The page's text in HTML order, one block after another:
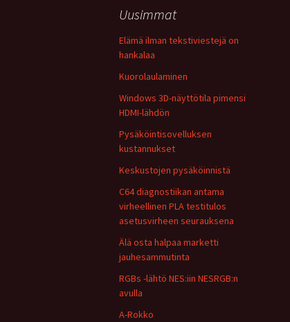
Uusimmat
Elämä ilman tekstiviestejä on
hankalaa
Kuorolaulaminen
Windows 3D-näyttötila pimensi
HDMI-lähdön
Pysäköintisovelluksen
kustannukset
Keskustojen pysäköinnistä
C64 diagnostiikan antama
virheellinen PLA testitulos
asetusvirheen seurauksena
Älä osta halpaa marketti
jauhesammutinta
RGBs -lähtö NES:iin NESRGB:n
avulla
A-Rokko